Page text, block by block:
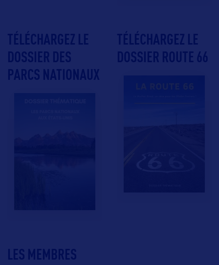
LES MEMBRES
TÉLÉCHARGEZ LE
DOSSIER DES
PARCS NATIONAUX
TÉLÉCHARGEZ LE
DOSSIER ROUTE 66